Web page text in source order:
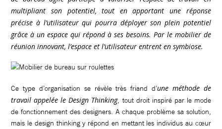
multipliant son potentiel, tout en apportant une réponse
précise à l’utilisateur qui pourra déployer son plein potentiel
grâce à un espace qui répond à ses besoins. Par le mobilier de
réunion innovant, l’espace et l’utilisateur entrent en symbiose.
Ce type d’organisation se révèle très friand d’une méthode de
travail appelée le Design Thinking, tout droit inspiré par le mode
de fonctionnement des designers. A chaque problème sa solution,
mais le design thinking y répond en mettant les individus au cœur